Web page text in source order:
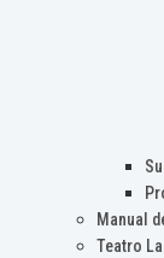
Manual
Teatro